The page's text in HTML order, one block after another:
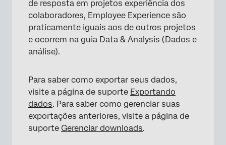
de resposta em projetos experiência dos
colaboradores, Employee Experience são
praticamente iguais aos de outros projetos
e ocorrem na guia Data & Analysis (Dados e
análise).
Para saber como exportar seus dados,
visite a página de suporte Exportando
dados. Para saber como gerenciar suas
exportações anteriores, visite a página de
suporte Gerenciar downloads.